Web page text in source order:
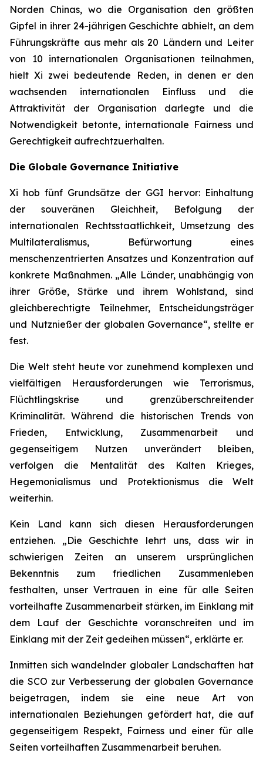
Norden Chinas, wo die Organisation den größten
Gipfel in ihrer 24-jährigen Geschichte abhielt, an dem
Führungskräfte aus mehr als 20 Ländern und Leiter
von 10 internationalen Organisationen teilnahmen,
hielt Xi zwei bedeutende Reden, in denen er den
wachsenden internationalen Einfluss und die
Attraktivität der Organisation darlegte und die
Notwendigkeit betonte, internationale Fairness und
Gerechtigkeit aufrechtzuerhalten.
Die Globale Governance Initiative
Xi hob fünf Grundsätze der GGI hervor: Einhaltung
der souveränen Gleichheit, Befolgung der
internationalen Rechtsstaatlichkeit, Umsetzung des
Multilateralismus, Befürwortung eines
menschenzentrierten Ansatzes und Konzentration auf
konkrete Maßnahmen. „Alle Länder, unabhängig von
ihrer Größe, Stärke und ihrem Wohlstand, sind
gleichberechtigte Teilnehmer, Entscheidungsträger
und Nutznießer der globalen Governance“, stellte er
fest.
Die Welt steht heute vor zunehmend komplexen und
vielfältigen Herausforderungen wie Terrorismus,
Flüchtlingskrise und grenzüberschreitender
Kriminalität. Während die historischen Trends von
Frieden, Entwicklung, Zusammenarbeit und
gegenseitigem Nutzen unverändert bleiben,
verfolgen die Mentalität des Kalten Krieges,
Hegemonialismus und Protektionismus die Welt
weiterhin.
Kein Land kann sich diesen Herausforderungen
entziehen. „Die Geschichte lehrt uns, dass wir in
schwierigen Zeiten an unserem ursprünglichen
Bekenntnis zum friedlichen Zusammenleben
festhalten, unser Vertrauen in eine für alle Seiten
vorteilhafte Zusammenarbeit stärken, im Einklang mit
dem Lauf der Geschichte voranschreiten und im
Einklang mit der Zeit gedeihen müssen“, erklärte er.
Inmitten sich wandelnder globaler Landschaften hat
die SCO zur Verbesserung der globalen Governance
beigetragen, indem sie eine neue Art von
internationalen Beziehungen gefördert hat, die auf
gegenseitigem Respekt, Fairness und einer für alle
Seiten vorteilhaften Zusammenarbeit beruhen.